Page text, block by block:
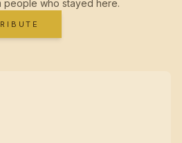
who stayed here.